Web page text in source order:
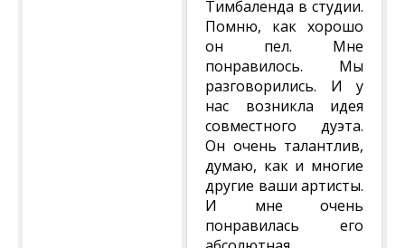
Тимбаленда в студии.
Помню, как хорошо
он пел. Мне
понравилось. Мы
разговорились. И у
нас возникла идея
совместного дуэта.
Он очень талантлив,
думаю, как и многие
другие ваши артисты.
И мне очень
понравилась его